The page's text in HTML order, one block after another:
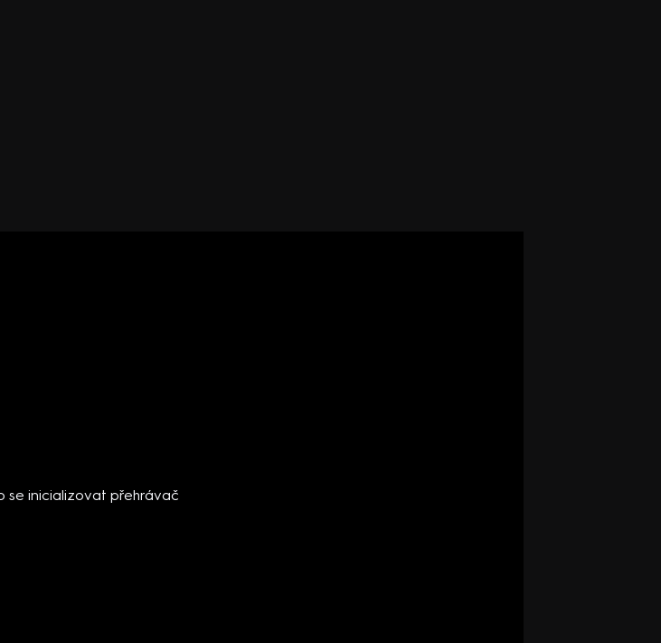
se inicializovat přehrávač